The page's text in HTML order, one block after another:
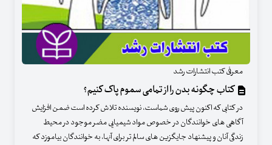
معرفی کتب انتشارات رشد
کتاب چگونه بدن را از تمامی سموم پاک کنیم؟
در کتابی که اکنون پیش روی شماست، نویسنده تلاش کرده است ضمن افزایش
آگاهی های خوانندگان در خصوص مواد شیمیایی مضر موجود در محیط
زندگی آنان و پیشنهاد جایگزین های سالم تر برای آنها، به خوانندگان بیاموزد که